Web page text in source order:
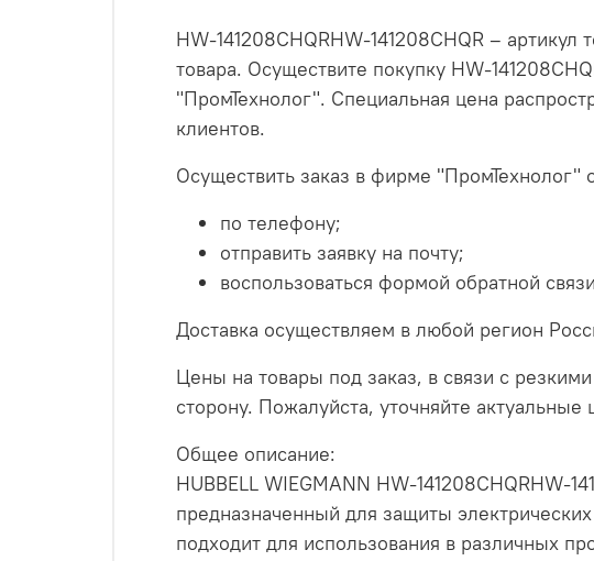
HW-141208CHQRHW-141208CHQR –
товара. Осуществите покупку HW-
"ПромТехнолог". Специальная цена
клиентов.
Осуществить заказ в фирме "ПромТехнолог"
по телефону;
отправить заявку на почту;
воспользоваться формой обратной
Доставка осуществляем в любой регион
Цены на товары под заказ, в связи с
сторону. Пожалуйста, уточняйте
Общее описание:
HUBBELL WIEGMANN HW-141208CHQRHW-
предназначенный для защиты
подходит для использования в различных